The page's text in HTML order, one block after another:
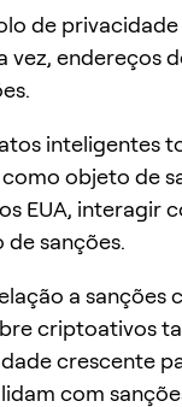
de privacidade
vez, endereços
inteligentes
objeto de
EUA, interagir
sanções.
a sanções
criptoativos
crescente
com